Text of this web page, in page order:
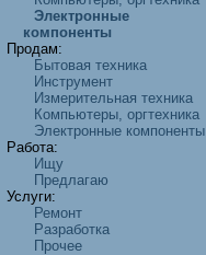
Электронные
компоненты
Продам:
Бытовая техника
Инструмент
Измерительная техника
Компьютеры, оргтехника
Электронные компоненты
Работа:
Ищу
Предлагаю
Услуги:
Ремонт
Разработка
Прочее